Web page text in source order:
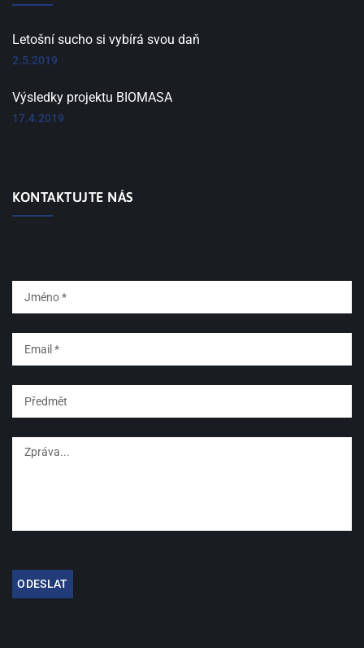
Letošní sucho si vybírá svou daň
2.5.2019
Výsledky projektu BIOMASA
17.4.2019
KONTAKTUJTE NÁS